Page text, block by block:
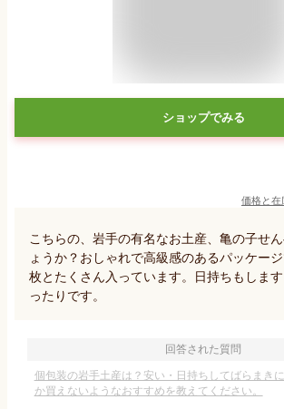
ショップでみる
価格と在
こちらの、岩手の有名なお土産、亀の子せ
ょうか？おしゃれで高級感のあるパッケー
枚とたくさん入っています。日持ちもしま
ったりです。
回答された質問
個包装の岩手土産は？安い・日持ちしてばらまき
か買えないようなおすすめを教えてください。